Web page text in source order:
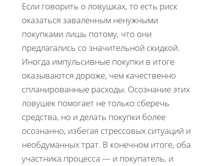
Если говорить о ловушках, то есть риск
оказаться заваленным ненужными
покупками лишь потому, что они
предлагались со значительной скидкой.
Иногда импульсивные покупки в итоге
оказываются дороже, чем качественно
спланированные расходы. Осознание этих
ловушек помогает не только сберечь
средства, но и делать покупки более
осознанно, избегая стрессовых ситуаций и
необдуманных трат. В конечном итоге, оба
участника процесса — и покупатель, и